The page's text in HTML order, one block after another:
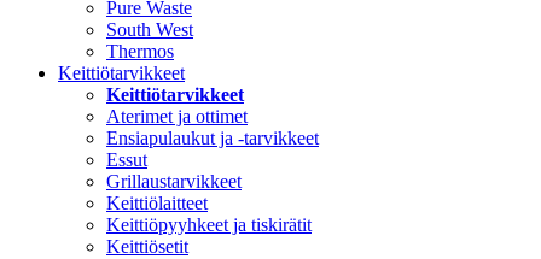
Pure Waste
South West
Thermos
Keittiötarvikkeet
Keittiötarvikkeet
Aterimet ja ottimet
Ensiapulaukut ja -tarvikkeet
Essut
Grillaustarvikkeet
Keittiölaitteet
Keittiöpyyhkeet ja tiskirätit
Keittiösetit